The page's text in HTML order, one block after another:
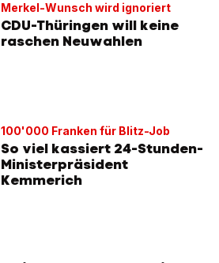
Merkel-Wunsch wird ignoriert
CDU-Thüringen will keine
raschen Neuwahlen
100'000 Franken für Blitz-Job
So viel kassiert 24-Stunden-
Ministerpräsident
Kemmerich